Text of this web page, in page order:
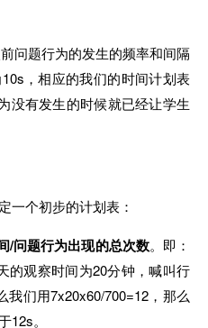
问题行为的发生的频率和间隔
，相应的我们的时间计划表
没有发生的时候就已经让学生
一个初步的计划表：
/问题行为出现的总次数。即：
的观察时间为20分钟，喊叫行
我们用7x20x60/700=12，那么
12s。